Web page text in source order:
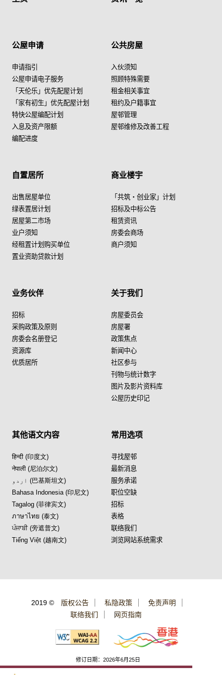
公屋申请
申请指引
公屋申请电子服务
「天伦乐」优先配屋计划
「家有初生」优先配屋计划
特快公屋编配计划
入息及资产限额
编配进度
公共房屋
入伙须知
照顾特殊需要
租金相关事宜
租约及户籍事宜
屋邨管理
屋邨维修及改善工程
自置居所
出售居屋单位
绿表置居计划
居屋第二市场
业户须知
经租置计划购买单位
置业资助贷款计划
商业楼宇
「共筑・创业家」计划
招标及中标公告
租赁资讯
房委会商场
商户须知
业务伙伴
招标
采购政策及原则
房委会名册登记
资源库
优质居所
关于我们
房屋委员会
房屋署
政策焦点
新闻中心
社区参与
刊物与统计数字
图片及影片资料库
公屋历史印记
其他语文内容
हिन्दी (印度文)
नेपाली (尼泊尔文)
اردو (巴基斯坦文)
Bahasa Indonesia (印尼文)
Tagalog (菲律宾文)
ภาษาไทย (泰文)
ਪੰਜਾਬੀ (旁遮普文)
Tiếng Việt (越南文)
常用选项
寻找屋邨
最新消息
服务承诺
职位空缺
招标
表格
联络我们
浏览网站系统需求
2019 © 版权公告 私隐政策
免责声明
联络我们
网页指南
修订日期：2026年6月25日